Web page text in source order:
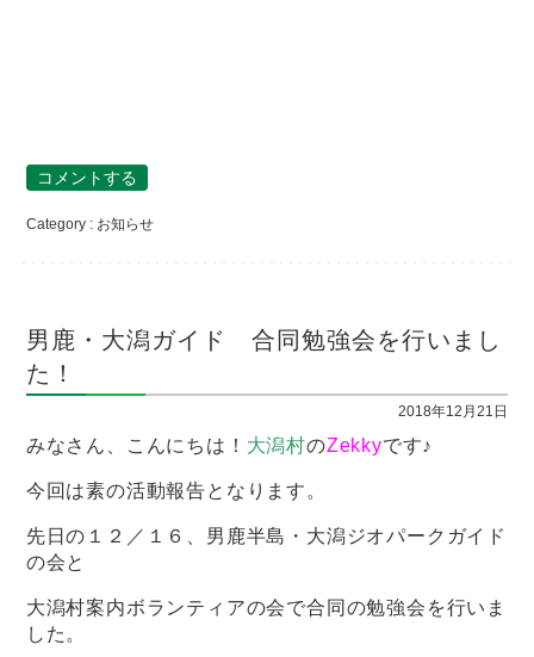
コメントする
Category : お知らせ
男鹿・大潟ガイド 合同勉強会を行いまし
た！
2018年12月21日
みなさん、こんにちは！ 大潟村のZekkyです♪
今回は素の活動報告となります。
先日の１２／１６、男鹿半島・大潟ジオパークガイド
の会と
大潟村案内ボランティアの会で合同の勉強会を行いま
した。